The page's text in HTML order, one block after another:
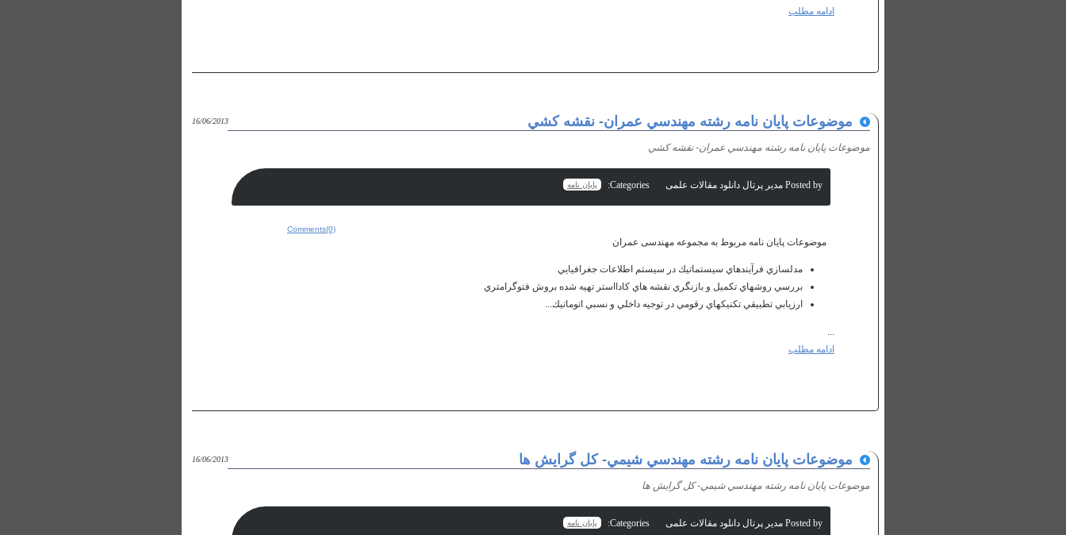
ادامه مطلب
موضوعات پايان نامه رشته مهندسي عمران- نقشه كشي
موضوعات پايان نامه رشته مهندسي عمران- نقشه كشي
Posted by مدیر پرتال دانلود مقالات علمی
16/06/2013
Categories: پایان نامه
موضوعات پایان نامه مربوط به مجموعه مهندسی عمران
مدلسازي فرآيندهاي سيستماتيك در سيستم اطلاعات جغرافيايي
بررسي روشهاي تكميل و بازنگري نقشه هاي كادااستر تهيه شده بروش فتوگرامتري
ارزيابي تطبيقي تكنيكهاي رقومي در توجيه داخلي و نسبي اتوماتيك...
ادامه مطلب
Comments(0)
موضوعات پايان نامه رشته مهندسي شيمي- کل گرايش ها
موضوعات پايان نامه رشته مهندسي شيمي- کل گرايش ها
Posted by مدیر پرتال دانلود مقالات علمی
16/06/2013
Categories: پایان نامه